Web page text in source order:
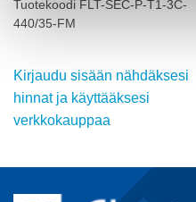
Tuotekoodi FLT-SEC-P-T1-3C-
440/35-FM
Kirjaudu sisään nähdäksesi
hinnat ja käyttääksesi
verkkokauppaa